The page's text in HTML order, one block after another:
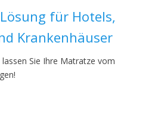
für Hotels,
Krankenhäuser
Sie Ihre Matratze vom